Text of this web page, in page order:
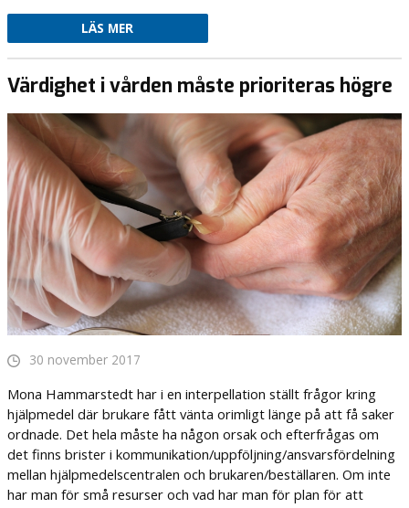
LÄS MER
Värdighet i vården måste prioriteras högre
30 november 2017
Mona Hammarstedt har i en interpellation ställt frågor kring
hjälpmedel där brukare fått vänta orimligt länge på att få saker
ordnade. Det hela måste ha någon orsak och efterfrågas om
det finns brister i kommunikation/uppföljning/ansvarsfördelning
mellan hjälpmedelscentralen och brukaren/beställaren. Om inte
har man för små resurser och vad har man för plan för att